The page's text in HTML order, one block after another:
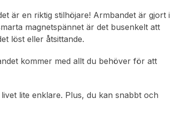
är en riktig stilhöjare! Armbandet är gjort i
magnetspännet är det busenkelt att
löst eller åtsittande.
kommer med allt du behöver för att
lite enklare. Plus, du kan snabbt och